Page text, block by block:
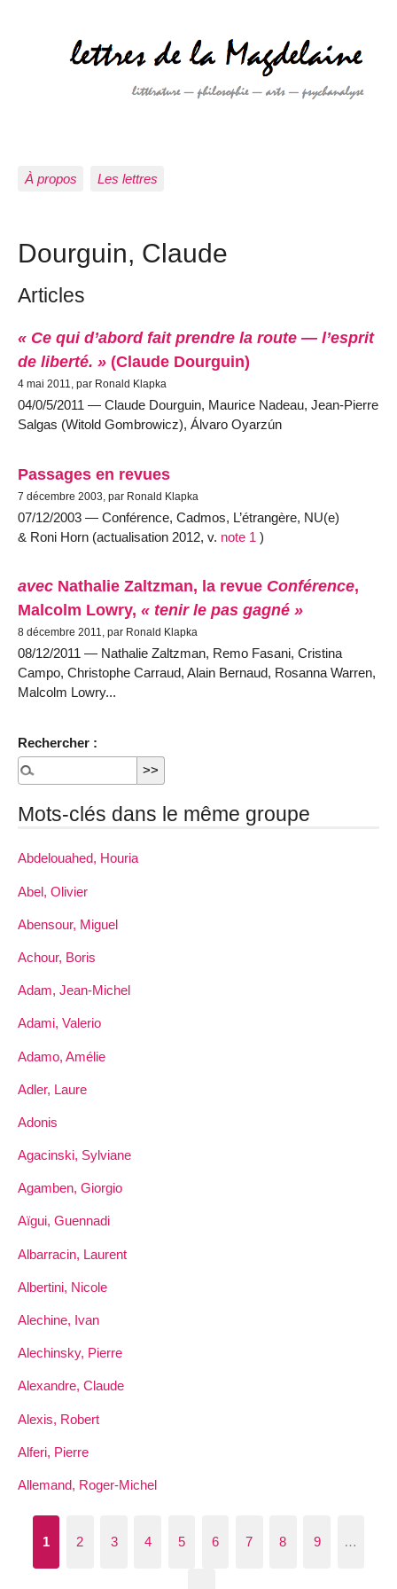
À propos Les lettres
Dourguin, Claude
Articles
« Ce qui d’abord fait prendre la route — l’esprit
de liberté. » (Claude Dourguin)
4 mai 2011, par Ronald Klapka
04/0/5/2011 — Claude Dourguin, Maurice Nadeau, Jean-Pierre
Salgas (Witold Gombrowicz), Álvaro Oyarzún
Passages en revues
7 décembre 2003, par Ronald Klapka
07/12/2003 — Conférence, Cadmos, L’étrangère, NU(e)
& Roni Horn (actualisation 2012, v. note 1 )
avec Nathalie Zaltzman, la revue Conférence,
Malcolm Lowry, « tenir le pas gagné »
8 décembre 2011, par Ronald Klapka
08/12/2011 — Nathalie Zaltzman, Remo Fasani, Cristina
Campo, Christophe Carraud, Alain Bernaud, Rosanna Warren,
Malcolm Lowry...
Rechercher :
Mots-clés dans le même groupe
Abdelouahed, Houria
Abel, Olivier
Abensour, Miguel
Achour, Boris
Adam, Jean-Michel
Adami, Valerio
Adamo, Amélie
Adler, Laure
Adonis
Agacinski, Sylviane
Agamben, Giorgio
Aïgui, Guennadi
Albarracin, Laurent
Albertini, Nicole
Alechine, Ivan
Alechinsky, Pierre
Alexandre, Claude
Alexis, Robert
Alferi, Pierre
Allemand, Roger-Michel
1 2 3 4 5 6 7 8 9 …